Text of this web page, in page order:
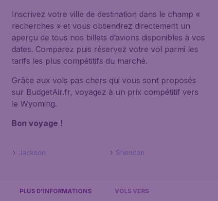
Inscrivez votre ville de destination dans le champ «
recherches » et vous obtiendrez directement un
aperçu de tous nos billets d’avions disponibles à vos
dates. Comparez puis réservez votre vol parmi les
tarifs les plus compétitifs du marché.
Grâce aux vols pas chers qui vous sont proposés
sur BudgetAir.fr, voyagez à un prix compétitif vers
le Wyoming.
Bon voyage !
Jackson Sheridan
PLUS D'INFORMATIONS VOLS VERS